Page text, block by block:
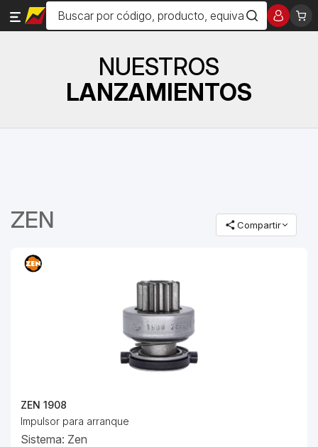
NUESTROS
LANZAMIENTOS
ZEN Compartir
ZEN 1908
Impulsor para arranque
Sistema: Zen